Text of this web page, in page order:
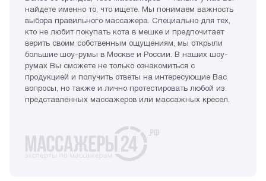
найдете именно то, что ищете. Мы понимаем важность
выбора правильного массажера. Специально для тех,
кто не любит покупать кота в мешке и предпочитает
верить своим собственным ощущениям, мы открыли
большие шоу-румы в Москве и России. В наших шоу-
румах Вы сможете не только ознакомиться с
продукцией и получить ответы на интересующие Вас
вопросы, но также и лично протестировать любой из
представленных массажеров или массажных кресел.